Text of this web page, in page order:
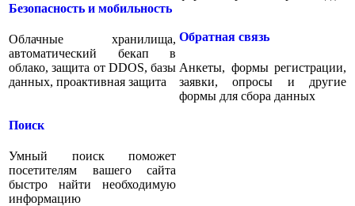
Безопасность и мобильность
Облачные хранилища,
автоматический бекап в
облако, защита от DDOS, базы
данных, проактивная защита
Поиск
Умный поиск поможет
посетителям вашего сайта
быстро найти необходимую
информацию
Обратная связь
Анкеты, формы регистрации,
заявки, опросы и другие
формы для сбора данных